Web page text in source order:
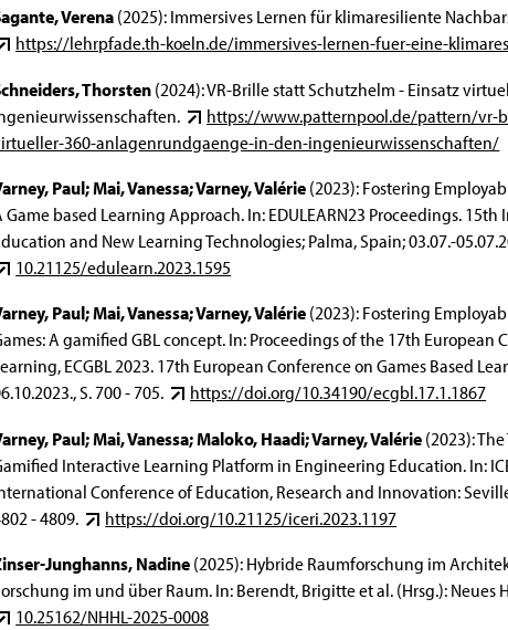
Verena(2025): Immersives Lernen für klimaresiliente
https://lehrpfade.th-koeln.de/immersives-lernen-fuer-eine-
Thorsten(2024): VR-Brille statt Schutzhelm - Einsatz
https://www.patternpool.de/pattern/vr-
360-anlagenrundgaenge-in-den-ingenieurwissenschaften/
Paul; Mai, Vanessa; Varney, Valérie(2023): Fostering
Game based Learning Approach. In: EDULEARN23 Proceedings.
and New Learning Technologies; Palma, Spain; 03.07.-
10.21125/edulearn.2023.1595
Paul; Mai, Vanessa; Varney, Valérie(2023): Fostering
A gamified GBL concept. In: Proceedings of the 17th European
ECGBL 2023. 17th European Conference on Games Based
S. 700 - 705.
https://doi.org/10.34190/ecgbl.17.1.1867
Paul; Mai, Vanessa; Maloko, Haadi; Varney, Valérie(2023):
Interactive Learning Platform in Engineering Education. In:
Conference of Education, Research and Innovation:
- 4809.
https://doi.org/10.21125/iceri.2023.1197
Junghanns, Nadine(2025): Hybride Raumforschung im
im und über Raum. In: Berendt, Brigitte et al. (Hrsg.):
10.25162/NHHL-2025-0008